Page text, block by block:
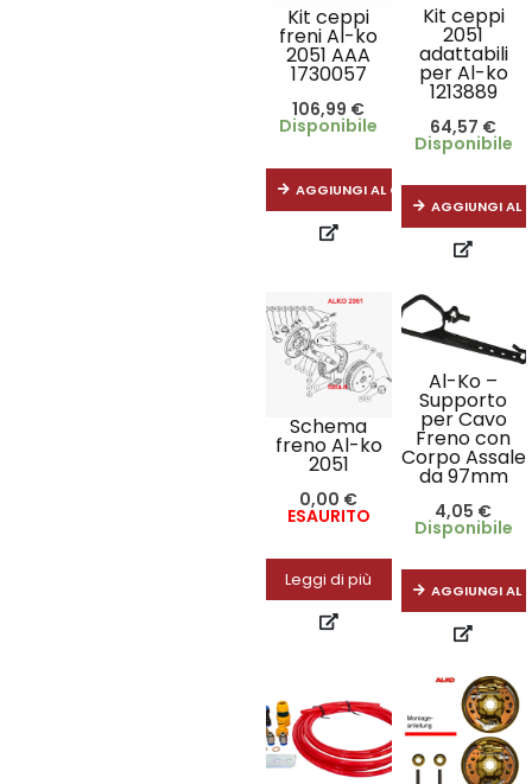
Kit ceppi
freni Al-ko
2051 AAA
1730057
106,99 €
Disponibile
AGGIUNGI AL CARRELLO
Kit ceppi
2051
adattabili
per Al-ko
1213889
64,57 €
Disponibile
AGGIUNGI AL
Schema
freno Al-ko
2051
0,00 €
ESAURITO
Leggi di più
Al-Ko –
Supporto
per Cavo
Freno con
Corpo Assale
da 97mm
4,05 €
Disponibile
AGGIUNGI AL